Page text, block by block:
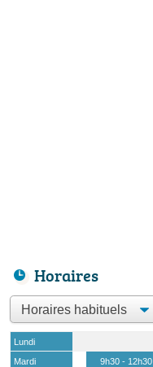
Horaires
Lundi
Mardi
9h30 - 12h30